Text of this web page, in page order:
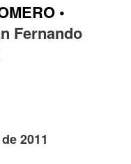
•
Fernando
2011